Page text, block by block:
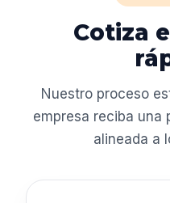
Cotiza
Nuestro proceso
empresa reciba una
alineada a